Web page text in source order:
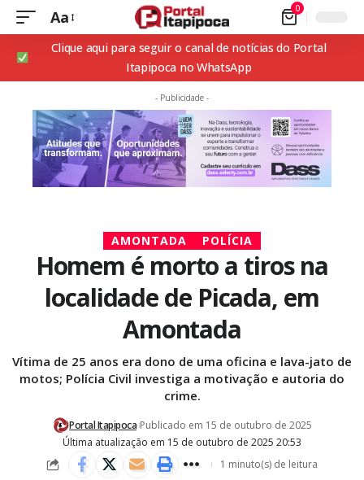
Aa 0
Clique aqui para seguir o canal de notícias do Portal
Itapipoca no WhatsApp
- Publicidade -
AMONTADA POLÍCIA
Homem é morto a tiros na
localidade de Picada, em
Amontada
Vítima de 25 anos era dono de uma oficina e lava-jato de
motos; Polícia Civil investiga a motivação e autoria do
crime.
Última atualização em 15 de outubro de 2025 20:53
Portal Itapipoca Publicado em 15 de outubro de 2025
1 minuto(s) de leitura